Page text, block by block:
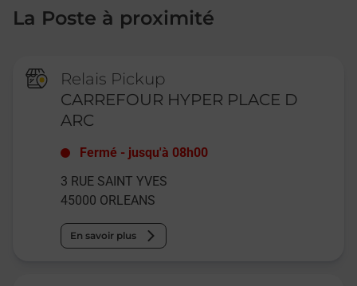
La Poste à proximité
Relais Pickup
CARREFOUR HYPER PLACE D
ARC
Fermé - jusqu'à 08h00
3 RUE SAINT YVES
45000 ORLEANS
En savoir plus